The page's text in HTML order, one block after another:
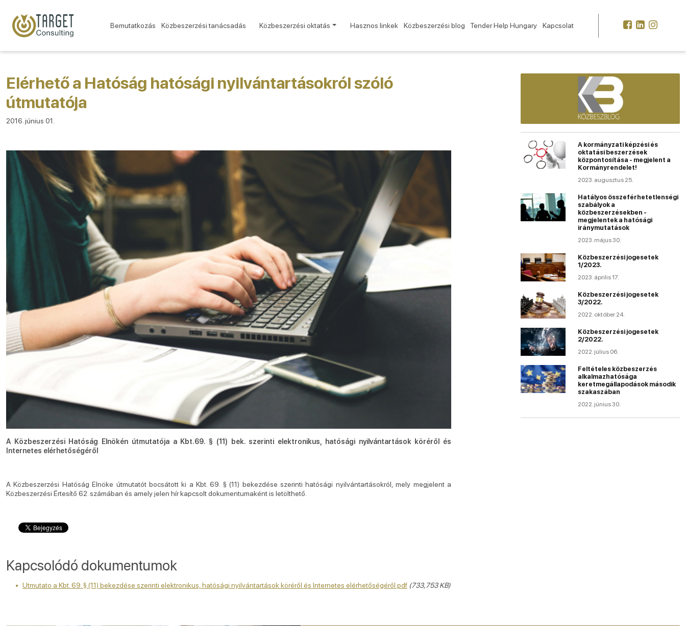
Bemutatkozás Közbeszerzési tanácsadás Közbeszerzési oktatás Hasznos linkek Közbeszerzési blog Tender Help Hungary Kapcsolat
Elérhető a Hatóság hatósági nyilvántartásokról szóló
útmutatója
2016. június 01.
A Közbeszerzési Hatóság Elnökén útmutatója a Kbt.69. § (11) bek. szerinti elektronikus, hatósági nyilvántartások köréről és
Internetes elérhetőségéről
A Közbeszerzési Hatóság Elnöke útmutatót bocsátott ki a Kbt. 69. § (11) bekezdése szerinti hatósági nyilvántartásokról, mely megjelent a
Közbeszerzési Értesítő 62. számában és amely jelen hír kapcsolt dokumentumaként is letölthető.
A kormányzati képzési és
oktatási beszerzések
központosítása - megjelent a
Kormányrendelet!
2023. augusztus 25.
Hatályos összeférhetetlenségi
szabályok a
közbeszerzésekben -
megjelentek a hatósági
iránymutatások
2023. május 30.
Közbeszerzési jogesetek
1/2023.
2023. április 17.
Közbeszerzési jogesetek
3/2022.
2022. október 24.
Közbeszerzési jogesetek
2/2022.
2022. július 06.
Feltételes közbeszerzés
alkalmazhatósága
keretmegállapodások második
szakaszában
2022. június 30.
Kapcsolódó dokumentumok
Utmutato a Kbt. 69. § (11) bekezdése szerinti elektronikus, hatósági nyilvántartások köréről és Internetes elérhetőségéről.pdf (733,753 KB)